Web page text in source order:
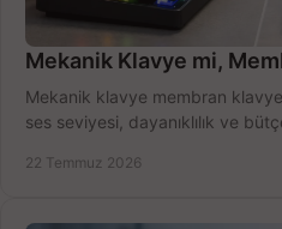
Mekanik Klavye mi,
Mekanik klavye membran
ses seviyesi, dayanıklılık ve
22 Temmuz 2026